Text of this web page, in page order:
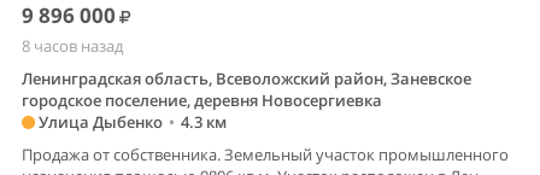
9 896 000
8 часов назад
Ленинградская область, Всеволожский район, Заневское
городское поселение, деревня Новосергиевка
Улица Дыбенко • 4.3 км
Продажа от собственника. Земельный участок промышленного